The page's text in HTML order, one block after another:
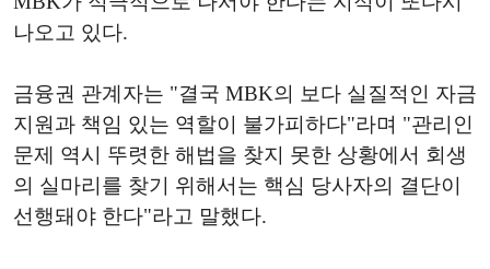
나오고 있다.
금융권 관계자는 "결국 MBK의 보다 실질적인 자금
지원과 책임 있는 역할이 불가피하다"라며 "관리인
문제 역시 뚜렷한 해법을 찾지 못한 상황에서 회생
의 실마리를 찾기 위해서는 핵심 당사자의 결단이
선행돼야 한다"라고 말했다.